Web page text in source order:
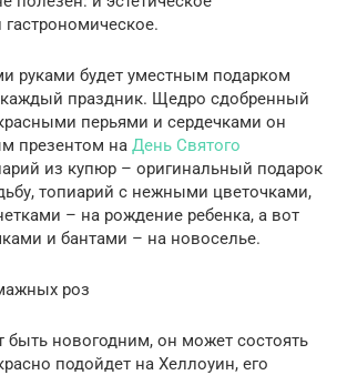
руками будет уместным подарком
каждый праздник. Щедро сдобренный
перьями и сердечками он
презентом на День Святого
из купюр – оригинальный подарок
топиарий с нежными цветочками,
– на рождение ребенка, а вот
и бантами – на новоселье.
роз
быть новогодним, он может состоять
подойдет на Хеллоуин, его